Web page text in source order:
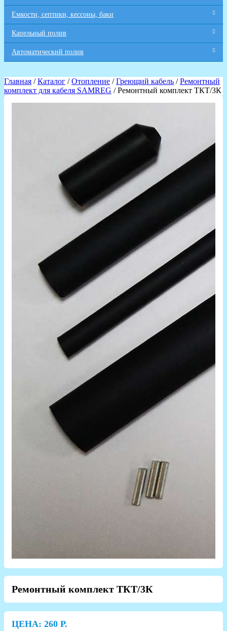
Емкости, септики, кессоны, баки
Капельный полив
Автоматический полив
Главная /Каталог /Отопление /Греющий кабель /Ремонтный
комплект для кабеля SAMREG / Ремонтный комплект ТКТ/3К
Ремонтный комплект ТКТ/3К
ЦЕНА: 260 Р.